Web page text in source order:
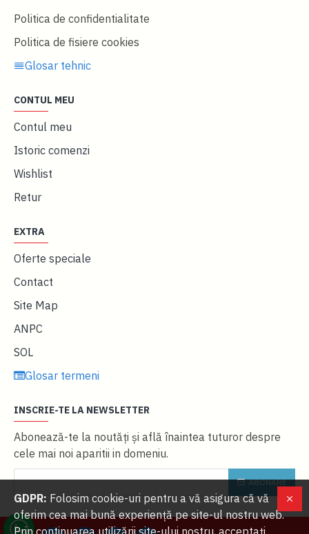
Politica de confidentialitate
Politica de fisiere cookies
Glosar tehnic
CONTUL MEU
Contul meu
Istoric comenzi
Wishlist
Retur
EXTRA
Oferte speciale
Contact
Site Map
ANPC
SOL
Glosar termeni
INSCRIE-TE LA NEWSLETTER
Abonează-te la noutăţi și află înaintea tuturor despre
cele mai noi aparitii in domeniu.
ABONARE
GDPR: Folosim cookie-uri pentru a vă asigura că vă
oferim cea mai bună experiență pe site-ul nostru web.
Prin continuarea utilizării site-ului nostru, acceptați